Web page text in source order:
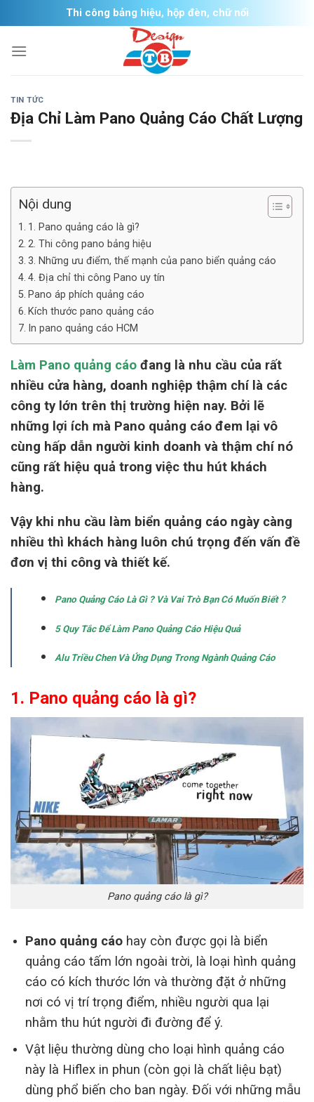
to
content
Thi công bảng hiệu, hộp đèn, chữ nổi
TIN TỨC
Địa Chỉ Làm Pano Quảng Cáo Chất Lượng
Nội dung
1. Pano quảng cáo là gì?
2. Thi công pano bảng hiệu
3. Những ưu điểm, thế mạnh của pano biển quảng cáo
4. Địa chỉ thi công Pano uy tín
Pano áp phích quảng cáo
Kích thước pano quảng cáo
In pano quảng cáo HCM
Làm Pano quảng cáo đang là nhu cầu của rất
nhiều cửa hàng, doanh nghiệp thậm chí là các
công ty lớn trên thị trường hiện nay. Bởi lẽ
những lợi ích mà Pano quảng cáo đem lại vô
cùng hấp dẫn người kinh doanh và thậm chí nó
cũng rất hiệu quả trong việc thu hút khách
hàng.
Vậy khi nhu cầu làm biển quảng cáo ngày càng
nhiều thì khách hàng luôn chú trọng đến vấn đề
đơn vị thi công và thiết kế.
Pano Quảng Cáo Là Gì ? Và Vai Trò Bạn Có Muốn Biết ?
5 Quy Tắc Để Làm Pano Quảng Cáo Hiệu Quả
Alu Triều Chen Và Ứng Dụng Trong Ngành Quảng Cáo
1. Pano quảng cáo là gì?
Pano quảng cáo là gì?
Pano quảng cáohay còn được gọi là biển
quảng cáo tấm lớn ngoài trời, là loại hình quảng
cáo có kích thước lớn và thường đặt ở những
nơi có vị trí trọng điểm, nhiều người qua lại
nhằm thu hút người đi đường để ý.
Vật liệu thường dùng cho loại hình quảng cáo
này là Hiflex in phun (còn gọi là chất liệu bạt)
dùng phổ biến cho ban ngày. Đối với những mẫu